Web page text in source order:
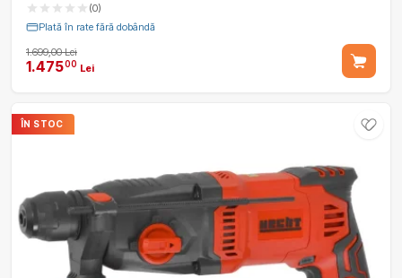
(0)
Plată în rate fără dobândă
1.699,00 Lei
1.47500 Lei
ÎN STOC